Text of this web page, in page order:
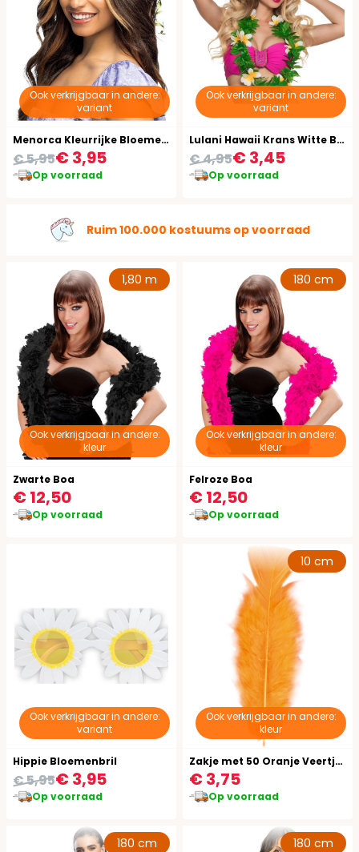
Ook verkrijgbaar in andere:
variant
Menorca Kleurrijke Bloemen Hoofdband
€ 3,95
€ 5,95
Op voorraad
Ook verkrijgbaar in andere:
variant
Lulani Hawaii Krans Witte Bloemen
€ 3,45
€ 4,95
Op voorraad
Ruim 100.000 kostuums op voorraad
Ook verkrijgbaar in andere:
kleur
1,80 m
Zwarte Boa
€ 12,50
Op voorraad
Ook verkrijgbaar in andere:
kleur
180 cm
Felroze Boa
€ 12,50
Op voorraad
Ook verkrijgbaar in andere:
variant
Hippie Bloemenbril
€ 3,95
€ 5,95
Op voorraad
Ook verkrijgbaar in andere:
kleur
10 cm
Zakje met 50 Oranje Veertjes
€ 3,75
Op voorraad
180 cm 180 cm